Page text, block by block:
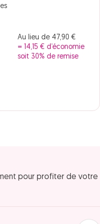
Au lieu de 47,90 €
= 14,15 € d’économie
soit 30% de remise
pour profiter de votre